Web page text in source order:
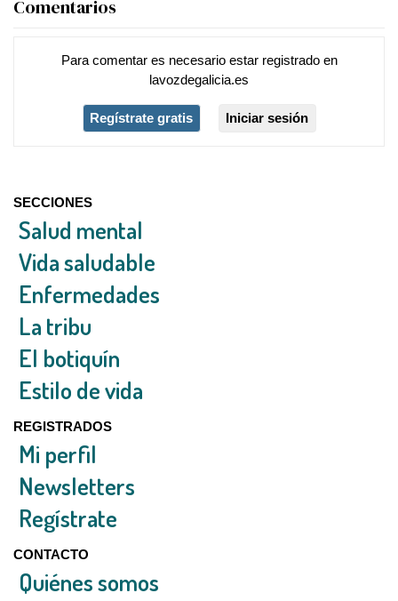
Comentarios
Para comentar es necesario estar registradoen
lavozdegalicia.es
Regístrate gratis Iniciar sesión
SECCIONES
Salud mental
Vida saludable
Enfermedades
La tribu
El botiquín
Estilo de vida
REGISTRADOS
Mi perfil
Newsletters
Regístrate
CONTACTO
Quiénes somos